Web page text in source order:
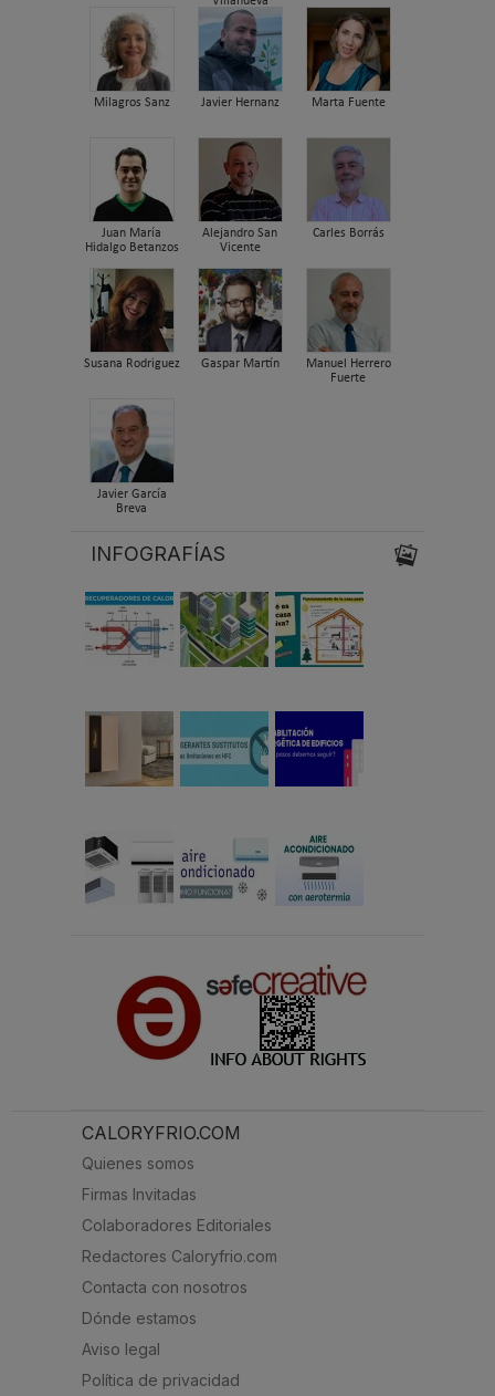
Milagros Sanz Javier Hernanz Marta Fuente
Juan María
Hidalgo Betanzos
Alejandro San
Vicente
Carles Borrás
Susana Rodriguez Gaspar Martín
Manuel Herrero
Fuerte
Javier García
Breva
INFOGRAFÍAS
CALORYFRIO.COM
Quienes somos
Firmas Invitadas
Colaboradores Editoriales
Redactores Caloryfrio.com
Contacta con nosotros
Dónde estamos
Aviso legal
Política de privacidad